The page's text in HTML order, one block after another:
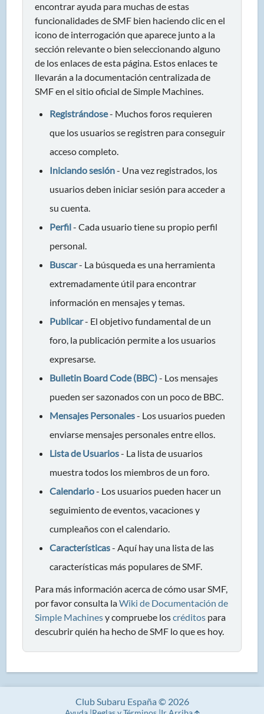
encontrar ayuda para muchas de estas
funcionalidades de SMF bien haciendo clic en el
icono de interrogación que aparece junto a la
sección relevante o bien seleccionando alguno
de los enlaces de esta página. Estos enlaces te
llevarán a la documentación centralizada de
SMF en el sitio oficial de Simple Machines.
Registrándose- Muchos foros requieren
que los usuarios se registren para conseguir
acceso completo.
Iniciando sesión- Una vez registrados, los
usuarios deben iniciar sesión para acceder a
su cuenta.
Perfil- Cada usuario tiene su propio perfil
personal.
Buscar- La búsqueda es una herramienta
extremadamente útil para encontrar
información en mensajes y temas.
Publicar- El objetivo fundamental de un
foro, la publicación permite a los usuarios
expresarse.
Bulletin Board Code (BBC)- Los mensajes
pueden ser sazonados con un poco de BBC.
Mensajes Personales- Los usuarios pueden
enviarse mensajes personales entre ellos.
Lista de Usuarios- La lista de usuarios
muestra todos los miembros de un foro.
Calendario- Los usuarios pueden hacer un
seguimiento de eventos, vacaciones y
cumpleaños con el calendario.
Características- Aquí hay una lista de las
características más populares de SMF.
Para más información acerca de cómo usar SMF,
por favor consulta laWiki de Documentación de
Simple Machinesy compruebe loscréditos para
descubrir quién ha hecho de SMF lo que es hoy.
Club Subaru España © 2026